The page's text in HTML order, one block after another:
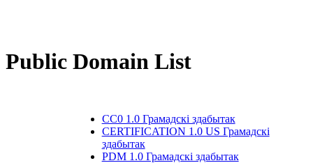
Public Domain List
CC0 1.0 Грамадскі здабытак
CERTIFICATION 1.0 US Грамадскі
здабытак
PDM 1.0 Грамадскі здабытак